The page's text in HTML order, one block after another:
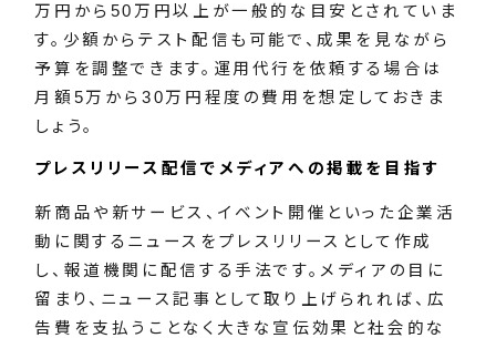
万円から50万円以上が一般的な目安とされていま
す。少額からテスト配信も可能で、成果を見ながら
予算を調整できます。運用代行を依頼する場合は
月額5万から30万円程度の費用を想定しておきま
しょう。
プレスリリース配信でメディアへの掲載を目指す
新商品や新サービス、イベント開催といった企業活
動に関するニュースをプレスリリースとして作成
し、報道機関に配信する手法です。メディアの目に
留まり、ニュース記事として取り上げられれば、広
告費を支払うことなく大きな宣伝効果と社会的な